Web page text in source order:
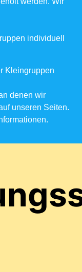
individuell
Kleingruppen
denen wir
unseren Seiten.